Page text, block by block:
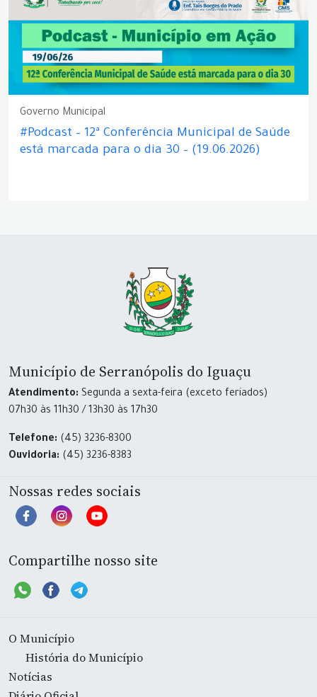
Governo Municipal
#Podcast – 12ª Conferência Municipal de Saúde
está marcada para o dia 30 – (19.06.2026)
Município de Serranópolis do Iguaçu
Atendimento: Segunda a sexta-feira (exceto feriados)
07h30 às 11h30 / 13h30 às 17h30
Telefone: (45) 3236-8300
Ouvidoria: (45) 3236-8383
Nossas redes sociais
Compartilhe nosso site
O Município
História do Município
Notícias